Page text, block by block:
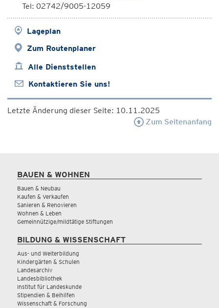
Tel: 02742/9005-12059
Lageplan
Zum Routenplaner
Alle Dienststellen
Kontaktieren Sie uns!
Letzte Änderung dieser Seite: 10.11.2025
Zum Seitenanfang
BAUEN & WOHNEN
Bauen & Neubau
Kaufen & Verkaufen
Sanieren & Renovieren
Wohnen & Leben
Gemeinnützige/mildtätige Stiftungen
BILDUNG & WISSENSCHAFT
Aus- und Weiterbildung
Kindergärten & Schulen
Landesarchiv
Landesbibliothek
Institut für Landeskunde
Stipendien & Beihilfen
Wissenschaft & Forschung